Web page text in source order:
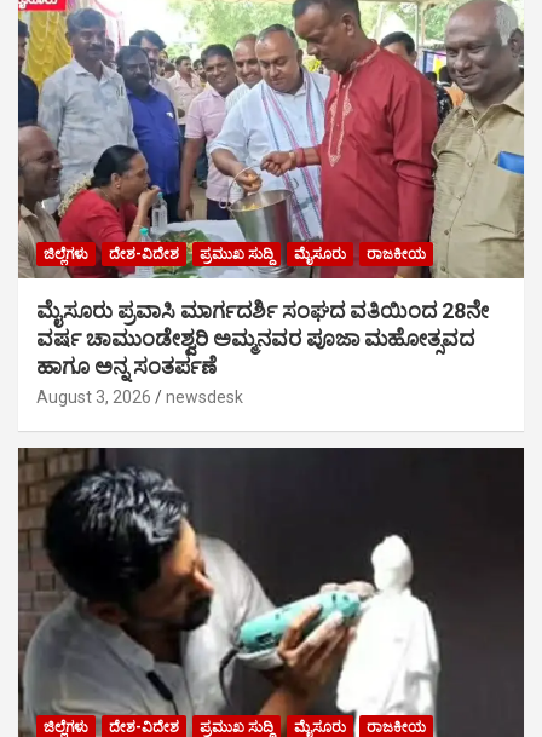
ಜಿಲ್ಲೆಗಳು ದೇಶ-ವಿದೇಶ ಪ್ರಮುಖ ಸುದ್ದಿ ಮೈಸೂರು ರಾಜಕೀಯ
ಮೈಸೂರು ಪ್ರವಾಸಿ ಮಾರ್ಗದರ್ಶಿ ಸಂಘದ ವತಿಯಿಂದ 28ನೇ
ವರ್ಷ ಚಾಮುಂಡೇಶ್ವರಿ ಅಮ್ಮನವರ ಪೂಜಾ ಮಹೋತ್ಸವದ
ಹಾಗೂ ಅನ್ನ ಸಂತರ್ಪಣೆ
August 3, 2026 newsdesk
ಜಿಲ್ಲೆಗಳು ದೇಶ-ವಿದೇಶ ಪ್ರಮುಖ ಸುದ್ದಿ ಮೈಸೂರು ರಾಜಕೀಯ